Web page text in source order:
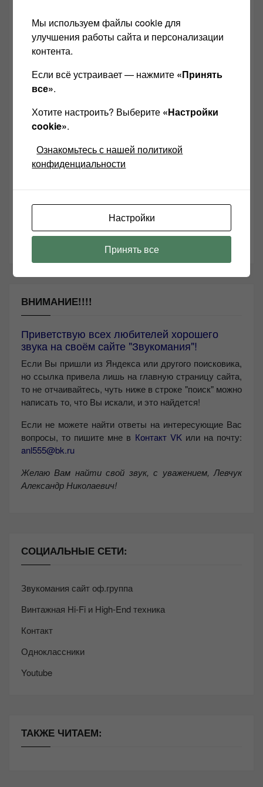
Добро пожаловать на мой сайт!
любители качественного звука, я, Александр
Левчук буду поддерживать сайт ЗВУКОМАНИЯ!
ВНИМАНИЕ!!!!
Приветствую всех любителей хорошего
звука на своём сайте "Звукомания"!
Если Вы пришли из Яндекса или другого поисковика,
но ссылка привела лишь на главную страницу сайта,
то не отчаивайтесь, чуть ниже в строке "поиск" можно
написать то, что Вы искали, и это найдется!
Если не можете найти ответы на интересующие Вас
вопросы, то пишите мне в Контакт VKили на почту:
anl555@bk.ru
Желаю Вам найти свой звук, с уважением, Левчук
Александр Николаевич!
СОЦИАЛЬНЫЕ СЕТИ:
Звукомания сайт оф.группа
Винтажная Hi-Fi и High-End техника
Контакт
Одноклассники
Youtube
ТАКЖЕ ЧИТАЕМ:
Мы используем файлы cookie для
улучшения работы сайта и персонализации
контента.
Если всё устраивает — нажмите «Принять
все».
Хотите настроить? Выберите «Настройки
cookie».
Ознакомьтесь с нашей политикой
конфиденциальности
Настройки
Принять все